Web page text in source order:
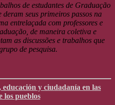
de estudantes de Graduação
seus primeiros passos na
entrelaçada com professores e
de maneira coletiva e
as discussões e trabalhos que
de pesquisa.
educación y ciudadanía en las
los pueblos